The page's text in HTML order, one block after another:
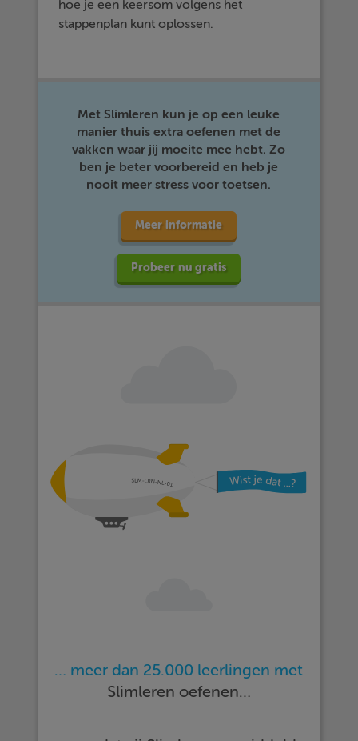
hoe je een keersom volgens het
stappenplan kunt oplossen.
Met Slimleren kun je op een leuke
manier thuis extra oefenen met de
vakken waar jij moeite mee hebt. Zo
ben je beter voorbereid en heb je
nooit meer stress voor toetsen.
Meer informatie
Probeer nu gratis
… meer dan 25.000 leerlingen met
Slimleren oefenen…